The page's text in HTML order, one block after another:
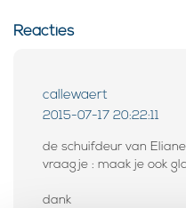
Reacties
callewaert
2015-07-17 20:22:11
de schuifdeur van
vraagje : maak je ook
dank